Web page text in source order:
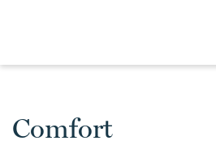
Comfort